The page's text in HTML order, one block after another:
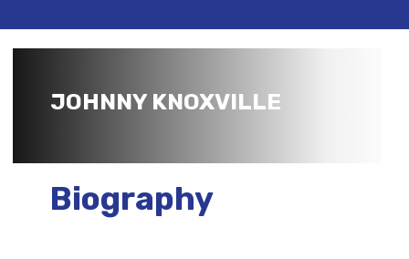
JOHNNY KNOXVILLE
Biography